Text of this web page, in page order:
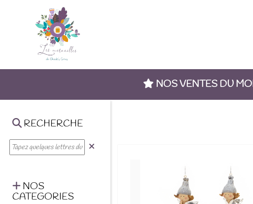
NOS VENTES DU
RECHERCHE
NOS
CATEGORIES